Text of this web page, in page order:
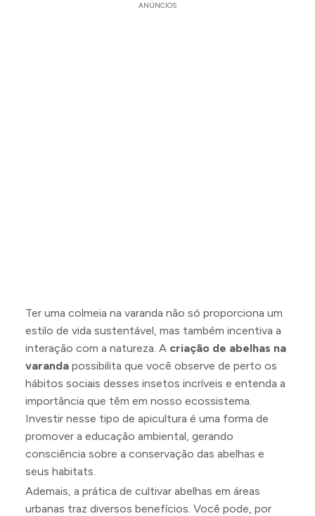
ANÚNCIOS
Ter uma colmeia na varanda não só proporciona um
estilo de vida sustentável, mas também incentiva a
interação com a natureza. A criação de abelhas na
varanda possibilita que você observe de perto os
hábitos sociais desses insetos incríveis e entenda a
importância que têm em nosso ecossistema.
Investir nesse tipo de apicultura é uma forma de
promover a educação ambiental, gerando
consciência sobre a conservação das abelhas e
seus habitats.
Ademais, a prática de cultivar abelhas em áreas
urbanas traz diversos benefícios. Você pode, por